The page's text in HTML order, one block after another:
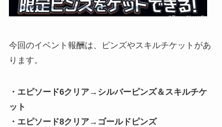
今回のイベント報酬は、ピンズやスキルチケットがあ
ります。
・エピソード6クリア→シルバーピンズ＆スキルチケ
ット
・エピソード8クリア→ゴールドピンズ